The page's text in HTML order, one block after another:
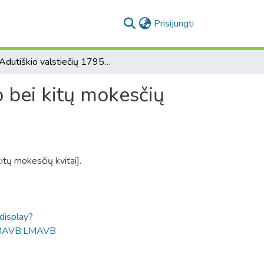
Prisijungti
[Adutiškio valstiečių 1795-1816 m. sumokėtų činšo bei kitų mokesčių kvitai].
kitų mokesčių
mokesčių kvitai].